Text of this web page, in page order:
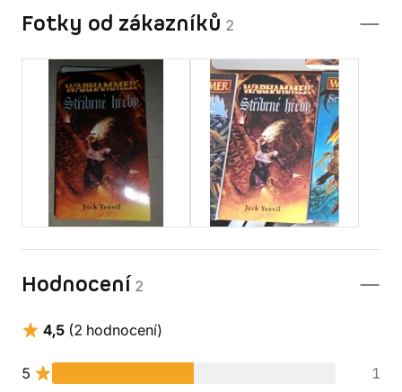
Fotky od zákazníků 2
Hodnocení 2
4,5 (2 hodnocení)
5 1